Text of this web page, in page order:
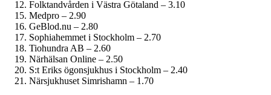
Folktandvården i Västra Götaland – 3.10
Medpro – 2.90
GeBlod.nu – 2.80
Sophiahemmet i Stockholm – 2.70
Tiohundra AB – 2.60
Närhälsan Online – 2.50
S:t Eriks ögonsjukhus i Stockholm – 2.40
Närsjukhuset Simrishamn – 1.70